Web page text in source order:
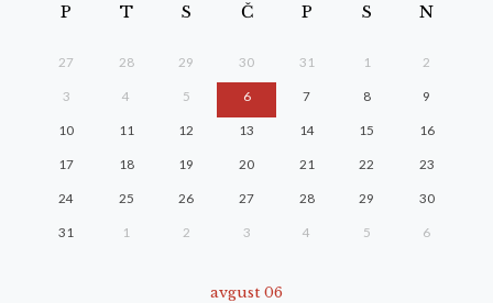
P T S Č P S N
27 28 29 30 31 1 2
3 4 5 6 7 8 9
10 11 12 13 14 15 16
17 18 19 20 21 22 23
24 25 26 27 28 29 30
31 1 2 3 4 5 6
avgust 06